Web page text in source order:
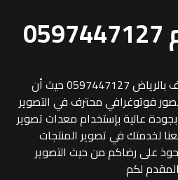
نوفر لكم مصور طعام محترف بالرياض 0597447127 حيث أن
فوتوغرافي محترف في التصوير
عالية بإستخدام معدات تصوير
لخدمتك في تصوير المنتجات
على رضاكم من حيث التصوير
لكم